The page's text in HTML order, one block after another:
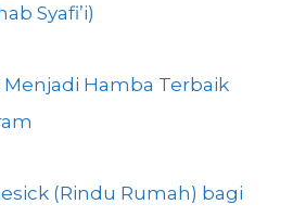
Syafi’i)
Hamba Terbaik
(Rindu Rumah) bagi